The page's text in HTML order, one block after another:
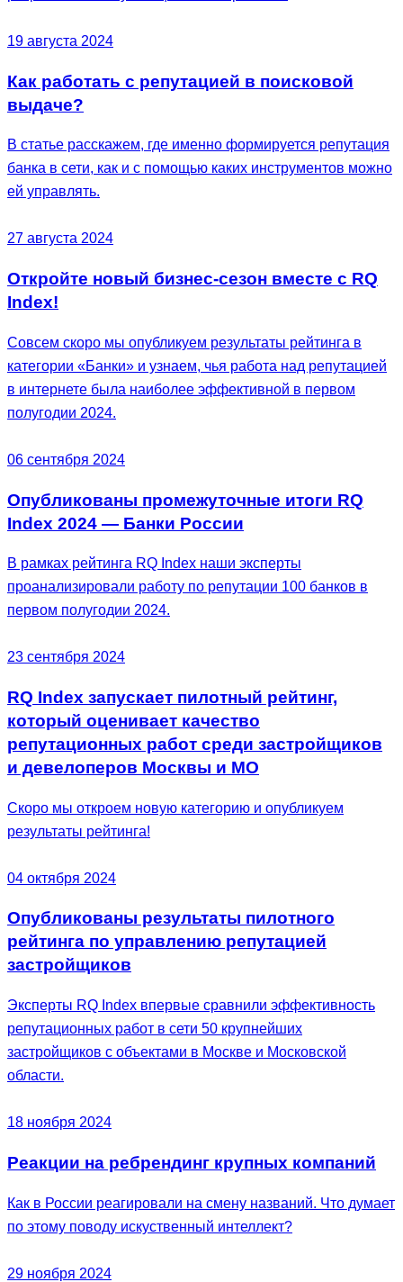
19 августа 2024
Как работать с репутацией в поисковой
выдаче?
В статье расскажем, где именно формируется репутация
банка в сети, как и с помощью каких инструментов можно
ей управлять.
27 августа 2024
Откройте новый бизнес-сезон вместе с RQ
Index!
Совсем скоро мы опубликуем результаты рейтинга в
категории «Банки» и узнаем, чья работа над репутацией
в интернете была наиболее эффективной в первом
полугодии 2024.
06 сентября 2024
Опубликованы промежуточные итоги RQ
Index 2024 — Банки России
В рамках рейтинга RQ Index наши эксперты
проанализировали работу по репутации 100 банков в
первом полугодии 2024.
23 сентября 2024
RQ Index запускает пилотный рейтинг,
который оценивает качество
репутационных работ среди застройщиков
и девелоперов Москвы и МО
Скоро мы откроем новую категорию и опубликуем
результаты рейтинга!
04 октября 2024
Опубликованы результаты пилотного
рейтинга по управлению репутацией
застройщиков
Эксперты RQ Index впервые сравнили эффективность
репутационных работ в сети 50 крупнейших
застройщиков с объектами в Москве и Московской
области.
18 ноября 2024
Реакции на ребрендинг крупных компаний
Как в России реагировали на смену названий. Что думает
по этому поводу искуственный интеллект?
29 ноября 2024